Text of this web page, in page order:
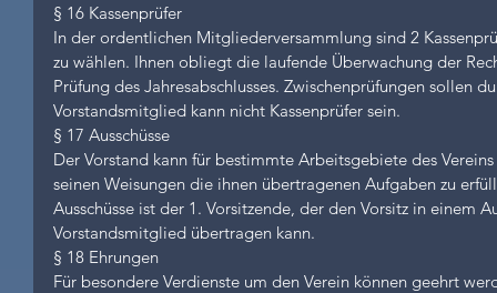
§ 16 Kassenprüfer
In der ordentlichen Mitgliederversammlung sind 2
zu wählen. Ihnen obliegt die laufende Überwachung der
Prüfung des Jahresabschlusses. Zwischenprüfungen sollen
Vorstandsmitglied kann nicht Kassenprüfer sein.
§ 17 Ausschüsse
Der Vorstand kann für bestimmte Arbeitsgebiete des
seinen Weisungen die ihnen übertragenen Aufgaben zu
Ausschüsse ist der 1. Vorsitzende, der den Vorsitz in einem
Vorstandsmitglied übertragen kann.
§ 18 Ehrungen
Für besondere Verdienste um den Verein können geehrt